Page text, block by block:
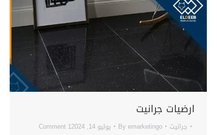
ارضيات جرانيت
جرانيت By emarketingo يوليو 14, 2024 1 Comment